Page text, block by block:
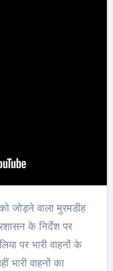
जोड़ने वाला मुरमडीह
के निर्देश पर
पर भारी वाहनों के
भारी वाहनों का